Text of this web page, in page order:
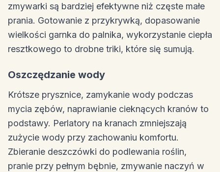
zmywarki są bardziej efektywne niż częste małe
prania. Gotowanie z przykrywką, dopasowanie
wielkości garnka do palnika, wykorzystanie ciepła
resztkowego to drobne triki, które się sumują.
Oszczędzanie wody
Krótsze prysznice, zamykanie wody podczas
mycia zębów, naprawianie cieknących kranów to
podstawy. Perlatory na kranach zmniejszają
zużycie wody przy zachowaniu komfortu.
Zbieranie deszczówki do podlewania roślin,
pranie przy pełnym bębnie, zmywanie naczyń w